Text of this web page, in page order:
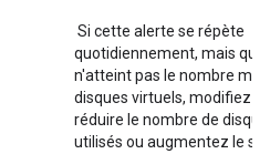
Si cette alerte se répète
quotidiennement, mais que
n'atteint pas le nombre
disques virtuels, modifiez
réduire le nombre de
utilisés ou augmentez le